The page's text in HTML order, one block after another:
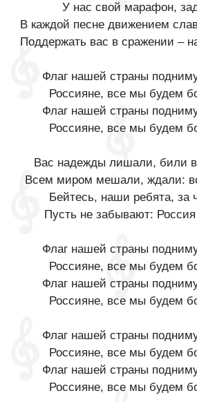
У нас свой марафон,
В каждой песне движением
Поддержать вас в сражении –
Флаг нашей страны
Россияне, все мы будем
Флаг нашей страны
Россияне, все мы будем
Вас надежды лишали, били
Всем миром мешали, ждали:
Бейтесь, наши ребята, за
Пусть не забывают:
Флаг нашей страны
Россияне, все мы будем
Флаг нашей страны
Россияне, все мы будем
Флаг нашей страны
Россияне, все мы будем
Флаг нашей страны
Россияне, все мы будем